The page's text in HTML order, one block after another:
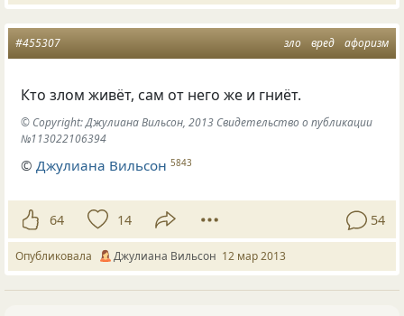
зло вред афоризм
#455307
Кто злом живёт, сам от него же и гниёт.
© Copyright: Джулиана Вильсон, 2013 Свидетельство о публикации
№113022106394
©Джулиана Вильсон 5843
64 14 54
Опубликовала Джулиана Вильсон 12 мар 2013